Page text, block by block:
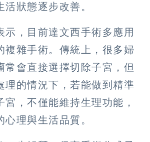
狀態逐步改善。
示，目前達文西手術多應用
複雜手術。傳統上，很多婦
常會直接選擇切除子宮，但
理的情況下，若能做到精準
宮，不僅能維持生理功能，
理與生活品質。